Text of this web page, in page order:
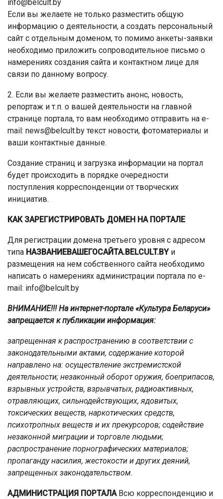
info@belcult.by
Если вы желаете не только разместить общую
информацию о деятельности, а создать персональный
сайт с отдельным доменом, то помимо анкеты-заявки
необходимо приложить сопроводительное письмо о
намерениях создания сайта и контактном лице для
связи по данному вопросу.
2. Если вы желаете разместить анонс, новость,
репортаж и т.п. о вашей деятельности на главной
странице портала, то вам необходимо отправить на e-
mail: news@belcult.by текст новости, фотоматериалы и
ваши контактные данные.
Создание страниц и загрузка информации на портал
будет происходить в порядке очередности
поступления корреспонденции от творческих
инициатив.
КАК ЗАРЕГИСТРИРОВАТЬ ДОМЕН НА ПОРТАЛЕ
Для регистрации домена третьего уровня с адресом
типа НАЗВАНИЕВАШЕГОСАЙТА.BELCULT.BY и
размещения на нем собственного сайта необходимо
написать о намерениях администрации портала по e-
mail: info@belcult.by
ВНИМАНИЕ!!! На интернет-портале «Культура Беларуси»
запрещается к публикации информация:
запрещенная к распространению в соответствии с
законодательными актами, содержание которой
направлено на: осуществление экстремистской
деятельности; незаконный оборот оружия, боеприпасов,
взрывных устройств, взрывчатых, радиоактивных,
отравляющих, сильнодействующих, ядовитых,
токсических веществ, наркотических средств,
психотропных веществ и их прекурсоров; содействие
незаконной миграции и торговле людьми;
распространение порнографических материалов;
пропаганду насилия, жестокости и других деяний,
запрещенных законодательством.
АДМИНИСТРАЦИЯ ПОРТАЛАВсю корреспонденцию и